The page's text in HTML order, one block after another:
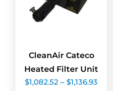
CleanAir Cateco
Heated Filter Unit
$1,082.52 – $1,136.93